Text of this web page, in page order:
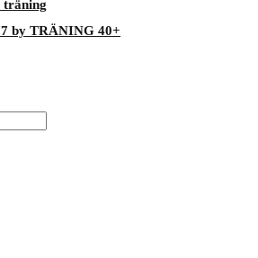
träning
by TRÄNING 40+